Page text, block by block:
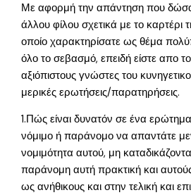
Με αφορμή την απάντηση που
άλλου φίλου σχετικά με το καρτέρι
οποίο χαρακτηρίσατε ως θέμα
όλο το σεβασμό, επειδή είστε απο
αξιόπιστους γνώστες του
μερικές ερωτήσεις/παρατηρήσεις.
1.Πώς είναι δυνατόν σε ένα
νόμιμο ή παράνομο να απαντάτε
νομιμότητα αυτού, μη
παράνομη αυτή πρακτική και
ως ανήθικους και στην τελική και